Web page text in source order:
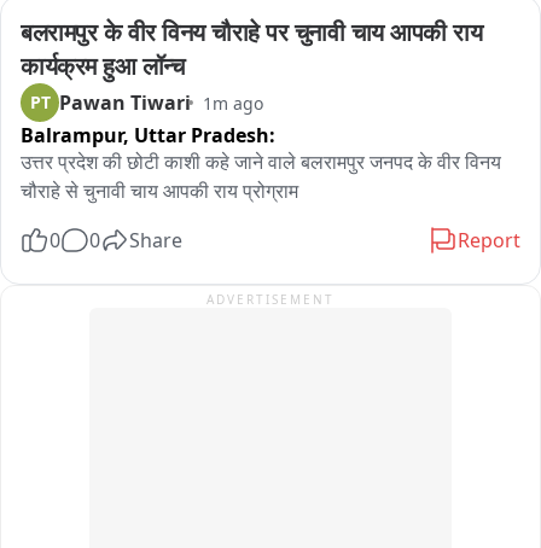
बलरामपुर के वीर विनय चौराहे पर चुनावी चाय आपकी राय
कार्यक्रम हुआ लॉन्च
PT Pawan Tiwari 1m ago
Balrampur, Uttar Pradesh:
उत्तर प्रदेश की छोटी काशी कहे जाने वाले बलरामपुर जनपद के वीर विनय
चौराहे से चुनावी चाय आपकी राय प्रोग्राम
0 0 Share Report
ADVERTISEMENT